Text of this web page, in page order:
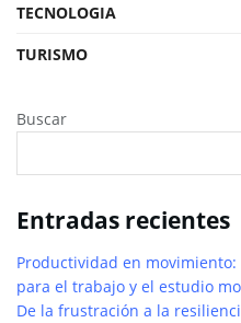
TECNOLOGIA
TURISMO
Buscar
Entradas recientes
Productividad en
para el trabajo y el estudio
De la frustración a la